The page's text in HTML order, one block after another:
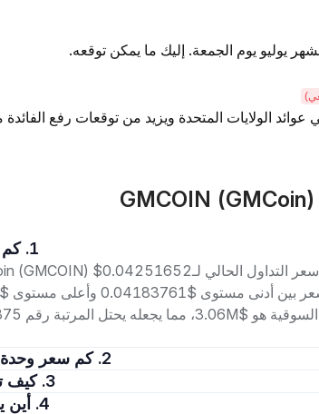
يوليو يوم الجمعة. إليك ما يمكن توقعه.
الولايات المتحدة ويزيد من توقعات رفع الفائدة
1. كم سعر GMCoin اليوم؟
2. كم سعر وحدة واحدة من GMCoin؟
3. كيف تستثمر في GMCoin؟
4. أين يمكن شراء GMCoin؟